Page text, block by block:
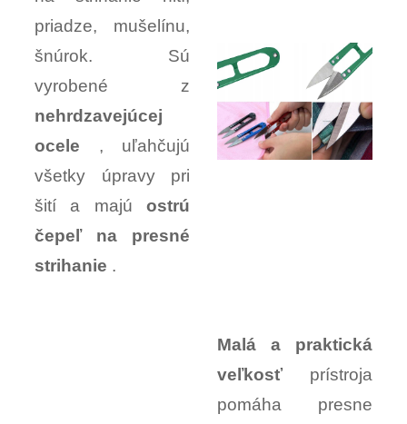
priadze, mušelínu,
šnúrok. Sú
vyrobené z
nehrdzavejúcej
ocele , uľahčujú
všetky úpravy pri
šití a majú ostrú
čepeľ na presné
strihanie .
Malá a praktická
veľkosť prístroja
pomáha presne